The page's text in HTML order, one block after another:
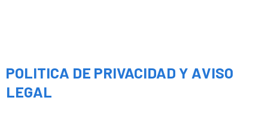
POLITICA DE PRIVACIDAD Y AVISO
LEGAL